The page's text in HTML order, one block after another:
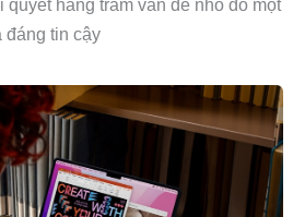
hàng trăm vấn đề nhỏ đó một
đáng tin cậy